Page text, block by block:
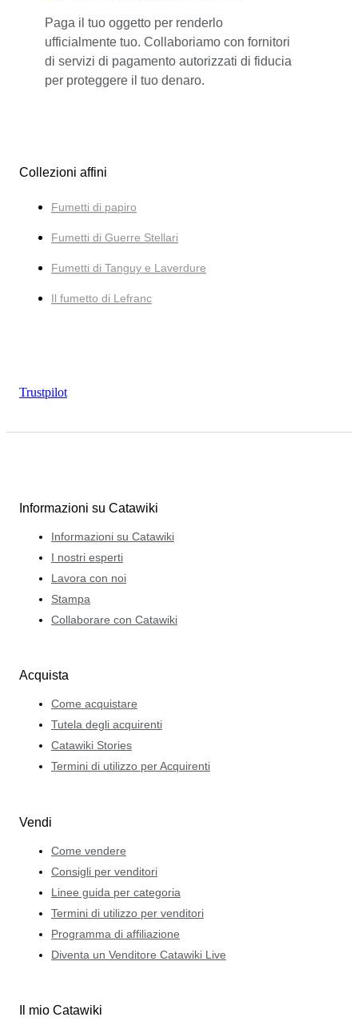
Paga il tuo oggetto per renderlo
ufficialmente tuo. Collaboriamo con fornitori
di servizi di pagamento autorizzati di fiducia
per proteggere il tuo denaro.
Collezioni affini
Fumetti di papiro
Fumetti di Guerre Stellari
Fumetti di Tanguy e Laverdure
Il fumetto di Lefranc
Trustpilot
Informazioni su Catawiki
Informazioni su Catawiki
I nostri esperti
Lavora con noi
Stampa
Collaborare con Catawiki
Acquista
Come acquistare
Tutela degli acquirenti
Catawiki Stories
Termini di utilizzo per Acquirenti
Vendi
Come vendere
Consigli per venditori
Linee guida per categoria
Termini di utilizzo per venditori
Programma di affiliazione
Diventa un Venditore Catawiki Live
Il mio Catawiki